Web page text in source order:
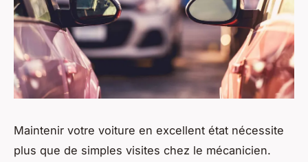
Maintenir votre voiture en excellent état nécessite
plus que de simples visites chez le mécanicien.